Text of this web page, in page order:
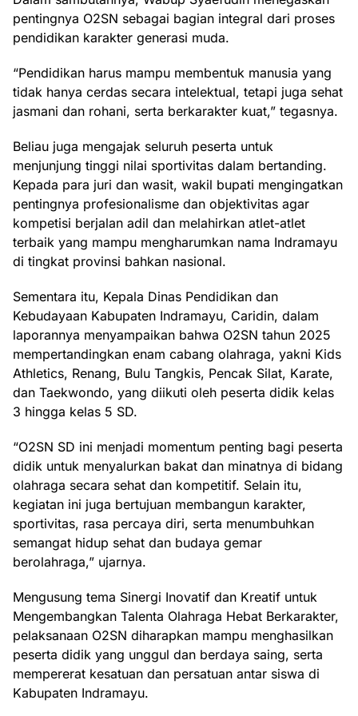
pentingnya O2SN sebagai bagian integral dari proses
pendidikan karakter generasi muda.
“Pendidikan harus mampu membentuk manusia yang
tidak hanya cerdas secara intelektual, tetapi juga sehat
jasmani dan rohani, serta berkarakter kuat,” tegasnya.
Beliau juga mengajak seluruh peserta untuk
menjunjung tinggi nilai sportivitas dalam bertanding.
Kepada para juri dan wasit, wakil bupati mengingatkan
pentingnya profesionalisme dan objektivitas agar
kompetisi berjalan adil dan melahirkan atlet-atlet
terbaik yang mampu mengharumkan nama Indramayu
di tingkat provinsi bahkan nasional.
Sementara itu, Kepala Dinas Pendidikan dan
Kebudayaan Kabupaten Indramayu, Caridin, dalam
laporannya menyampaikan bahwa O2SN tahun 2025
mempertandingkan enam cabang olahraga, yakni Kids
Athletics, Renang, Bulu Tangkis, Pencak Silat, Karate,
dan Taekwondo, yang diikuti oleh peserta didik kelas
3 hingga kelas 5 SD.
“O2SN SD ini menjadi momentum penting bagi peserta
didik untuk menyalurkan bakat dan minatnya di bidang
olahraga secara sehat dan kompetitif. Selain itu,
kegiatan ini juga bertujuan membangun karakter,
sportivitas, rasa percaya diri, serta menumbuhkan
semangat hidup sehat dan budaya gemar
berolahraga,” ujarnya.
Mengusung tema Sinergi Inovatif dan Kreatif untuk
Mengembangkan Talenta Olahraga Hebat Berkarakter,
pelaksanaan O2SN diharapkan mampu menghasilkan
peserta didik yang unggul dan berdaya saing, serta
mempererat kesatuan dan persatuan antar siswa di
Kabupaten Indramayu.